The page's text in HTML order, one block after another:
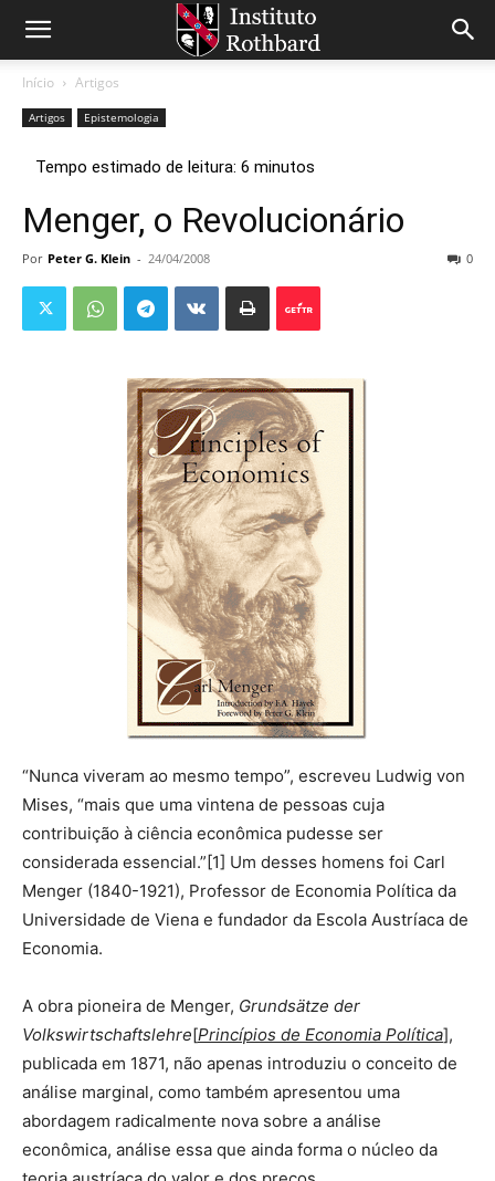
Início Artigos
Artigos Epistemologia
Menger, o Revolucionário
Por Peter G. Klein - 24/04/2008 0
“Nunca viveram ao mesmo tempo”, escreveu Ludwig von
Mises, “mais que uma vintena de pessoas cuja
contribuição à ciência econômica pudesse ser
considerada essencial.”[1] Um desses homens foi Carl
Menger (1840-1921), Professor de Economia Política da
Universidade de Viena e fundador da Escola Austríaca de
Economia.
A obra pioneira de Menger, Grundsätze der
Volkswirtschaftslehre[Princípios de Economia Política],
publicada em 1871, não apenas introduziu o conceito de
análise marginal, como também apresentou uma
abordagem radicalmente nova sobre a análise
econômica, análise essa que ainda forma o núcleo da